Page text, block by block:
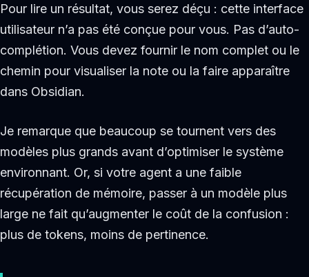
Pour lire un résultat, vous serez déçu : cette interface
utilisateur n’a pas été conçue pour vous. Pas d’auto-
complétion. Vous devez fournir le nom complet ou le
chemin pour visualiser la note ou la faire apparaître
dans Obsidian.
Je remarque que beaucoup se tournent vers des
modèles plus grands avant d’optimiser le système
environnant. Or, si votre agent a une faible
récupération de mémoire, passer à un modèle plus
large ne fait qu’augmenter le coût de la confusion :
plus de tokens, moins de pertinence.